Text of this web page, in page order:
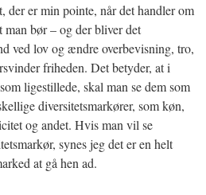
der er min pointe, når det handler om
man bør – og der bliver det
ved lov og ændre overbevisning, tro,
friheden. Det betyder, at i
ligestillede, skal man se dem som
diversitetsmarkører, som køn,
og andet. Hvis man vil se
synes jeg det er en helt
at gå hen ad.